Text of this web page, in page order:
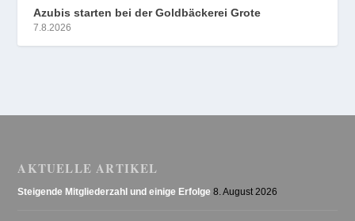
Azubis starten bei der Goldbäckerei Grote
7.8.2026
AKTUELLE ARTIKEL
Steigende Mitgliederzahl und einige Erfolge 8. August 2026